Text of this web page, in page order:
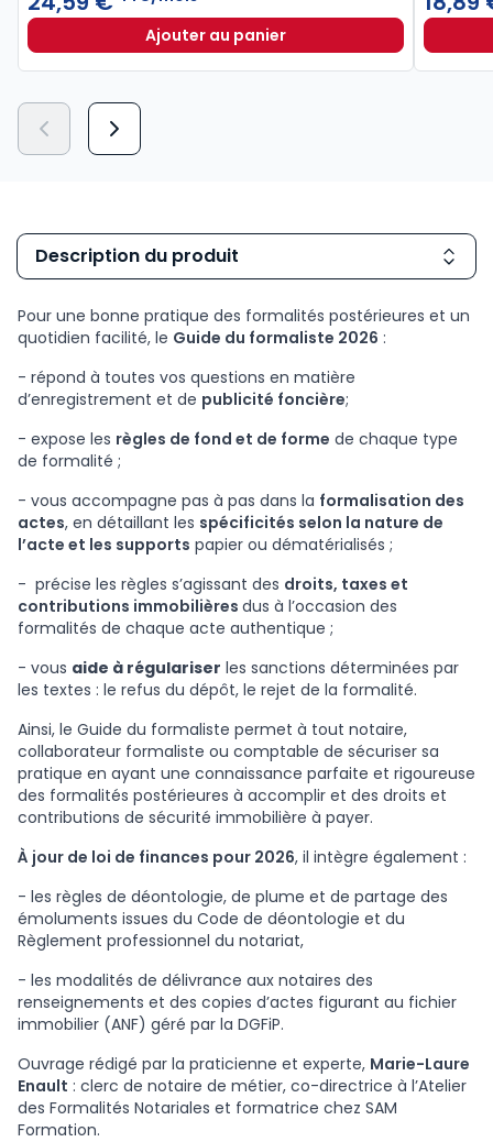
Ajouter au panierAlertes & Conseils Gestion de
Description du produit
Pour une bonne pratique des formalités postérieures et un
quotidien facilité, le Guide du formaliste 2026 :
- répond à toutes vos questions en matière
d’enregistrement et de publicité foncière;
- expose les règles de fond et de forme de chaque type
de formalité ;
- vous accompagne pas à pas dans la formalisation des
actes, en détaillant les spécificités selon la nature de
l’acte et les supports papier ou dématérialisés ;
- précise les règles s’agissant des droits, taxes et
contributions immobilières dus à l’occasion des
formalités de chaque acte authentique ;
- vous aide à régulariser les sanctions déterminées par
les textes : le refus du dépôt, le rejet de la formalité.
Ainsi, le Guide du formaliste permet à tout notaire,
collaborateur formaliste ou comptable de sécuriser sa
pratique en ayant une connaissance parfaite et rigoureuse
des formalités postérieures à accomplir et des droits et
contributions de sécurité immobilière à payer.
À jour de loi de finances pour 2026, il intègre également :
- les règles de déontologie, de plume et de partage des
émoluments issues du Code de déontologie et du
Règlement professionnel du notariat,
- les modalités de délivrance aux notaires des
renseignements et des copies d’actes figurant au fichier
immobilier (ANF) géré par la DGFiP.
Ouvrage rédigé par la praticienne et experte, Marie-Laure
Enault : clerc de notaire de métier, co-directrice à l’Atelier
des Formalités Notariales et formatrice chez SAM
Formation.